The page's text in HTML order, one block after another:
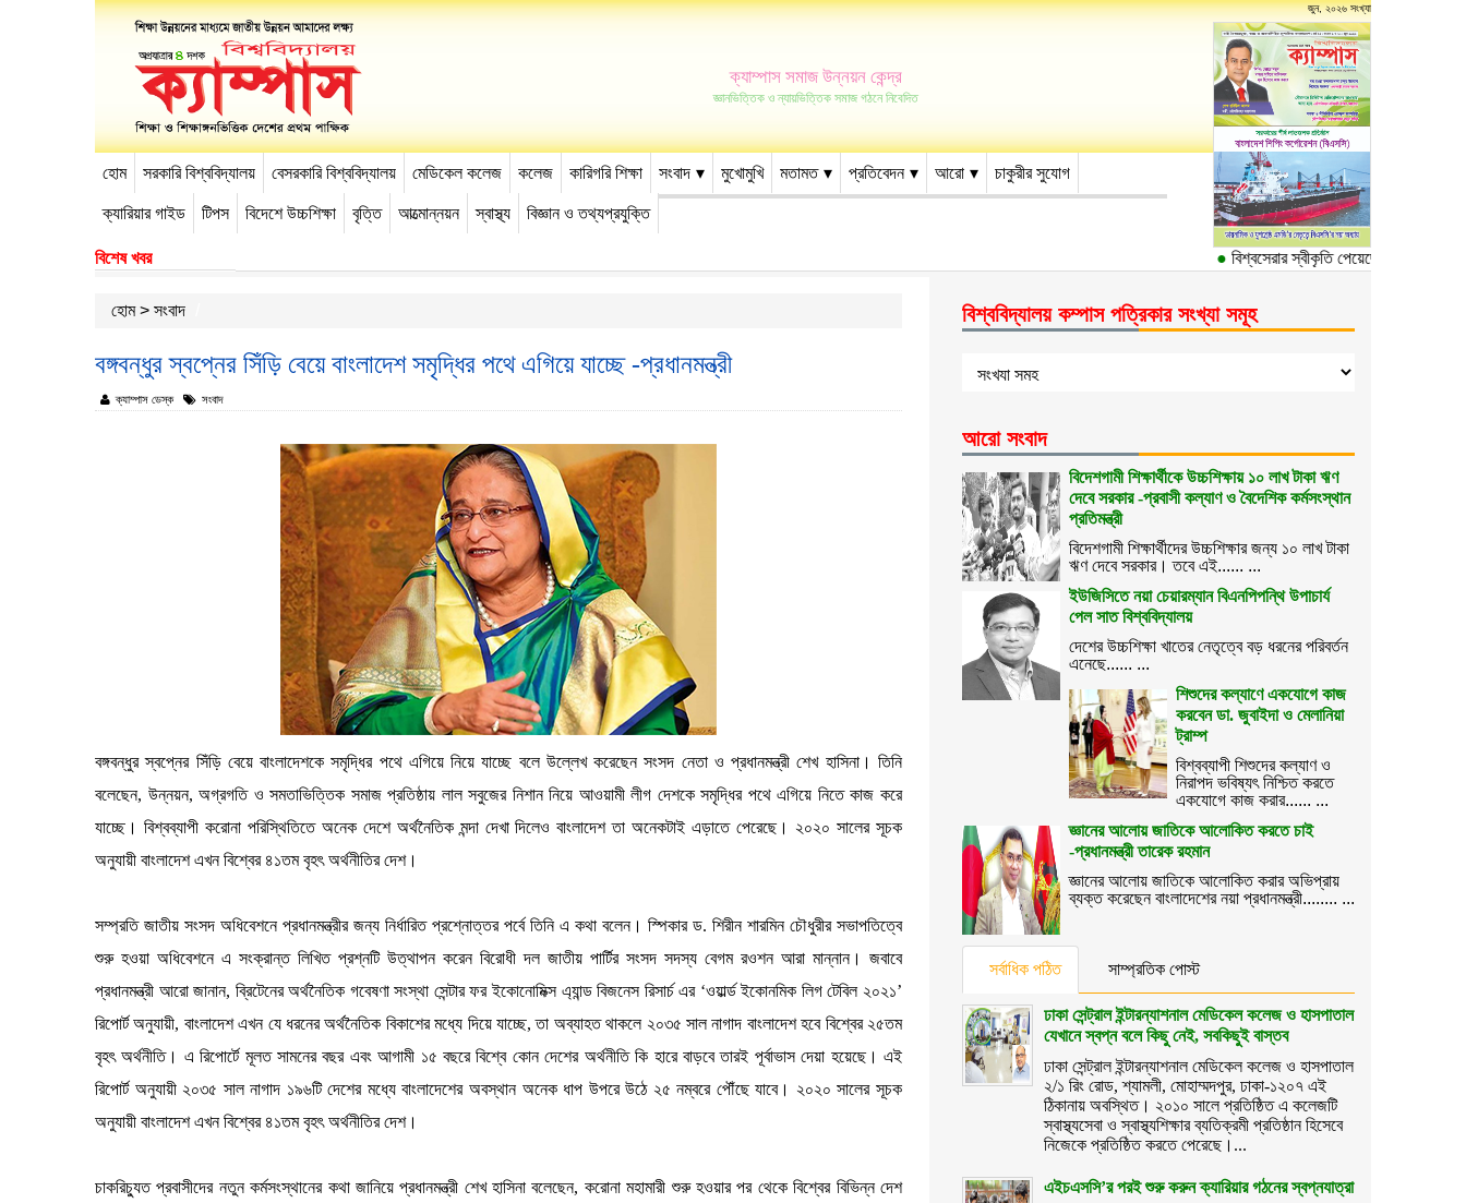
ক্যাম্পাস সমাজ উন্নয়ন কেন্দ্র
জ্ঞানভিত্তিক ও ন্যায়ভিত্তিক সমাজ গঠনে নিবেদিত
জুন, ২০২৬ সংখ্যা
হোম সরকারি বিশ্ববিদ্যালয় বেসরকারি বিশ্ববিদ্যালয় মেডিকেল কলেজ কলেজ কারিগরি শিক্ষা সংবাদ মুখোমুখি মতামত প্রতিবেদন আরো চাকুরীর সুযোগ
ক্যারিয়ার গাইড টিপস বিদেশে উচ্চশিক্ষা বৃত্তি আত্মোন্নয়ন স্বাস্থ্য বিজ্ঞান ও তথ্যপ্রযুক্তি
-->
বিশেষ খবর বিশ্বসেরার স্বীকৃতি পেয়েছে ঢাকা
হোম> সংবাদ
বঙ্গবন্ধুর স্বপ্নের সিঁড়ি বেয়ে বাংলাদেশ সমৃদ্ধির পথে এগিয়ে যাচ্ছে -প্রধানমন্ত্রী
ক্যাম্পাস ডেস্ক সংবাদ
বঙ্গবন্ধুর স্বপ্নের সিঁড়ি বেয়ে বাংলাদেশকে সমৃদ্ধির পথে এগিয়ে নিয়ে যাচ্ছে বলে উল্লে­খ করেছেন সংসদ নেতা ও প্রধানমন্ত্রী শেখ হাসিনা। তিনি
বলেছেন, উন্নয়ন, অগ্রগতি ও সমতাভিত্তিক সমাজ প্রতিষ্ঠায় লাল সবুজের নিশান নিয়ে আওয়ামী লীগ দেশকে সমৃদ্ধির পথে এগিয়ে নিতে কাজ করে
যাচ্ছে। বিশ্বব্যাপী করোনা পরিস্থিতিতে অনেক দেশে অর্থনৈতিক মন্দা দেখা দিলেও বাংলাদেশ তা অনেকটাই এড়াতে পেরেছে। ২০২০ সালের সূচক
অনুযায়ী বাংলাদেশ এখন বিশ্বের ৪১তম বৃহৎ অর্থনীতির দেশ।
সম্প্রতি জাতীয় সংসদ অধিবেশনে প্রধানমন্ত্রীর জন্য নির্ধারিত প্রশ্নোত্তর পর্বে তিনি এ কথা বলেন। স্পিকার ড. শিরীন শারমিন চৌধুরীর সভাপতিত্বে
শুরু হওয়া অধিবেশনে এ সংক্রান্ত লিখিত প্রশ্নটি উত্থাপন করেন বিরোধী দল জাতীয় পার্টির সংসদ সদস্য বেগম রওশন আরা মান্নান। জবাবে
প্রধানমন্ত্রী আরো জানান, ব্রিটেনের অর্থনৈতিক গবেষণা সংস্থা সেন্টার ফর ইকোনোমিক্স এ্যান্ড বিজনেস রিসার্চ এর ‘ওয়ার্ল্ড ইকোনমিক লিগ টেবিল ২০২১’
রিপোর্ট অনুযায়ী, বাংলাদেশ এখন যে ধরনের অর্থনৈতিক বিকাশের মধ্যে দিয়ে যাচ্ছে, তা অব্যাহত থাকলে ২০৩৫ সাল নাগাদ বাংলাদেশ হবে বিশ্বের ২৫তম
বৃহৎ অর্থনীতি। এ রিপোর্টে মূলত সামনের বছর এবং আগামী ১৫ বছরে বিশ্বে কোন দেশের অর্থনীতি কি হারে বাড়বে তারই পূর্বাভাস দেয়া হয়েছে। এই
রিপোর্ট অনুযায়ী ২০৩৫ সাল নাগাদ ১৯৬টি দেশের মধ্যে বাংলাদেশের অবস্থান অনেক ধাপ উপরে উঠে ২৫ নম্বরে পৌঁছে যাবে। ২০২০ সালের সূচক
অনুযায়ী বাংলাদেশ এখন বিশ্বের ৪১তম বৃহৎ অর্থনীতির দেশ।
চাকরিচ্যুত প্রবাসীদের নতুন কর্মসংস্থানের কথা জানিয়ে প্রধানমন্ত্রী শেখ হাসিনা বলেছেন, করোনা মহামারী শুরু হওয়ার পর থেকে বিশ্বের বিভিন্ন দেশ
বিশ্ববিদ্যালয় কম্পাস পত্রিকার সংখ্যা সমূহ
আরো সংবাদ
বিদেশগামী শিক্ষার্থীকে উচ্চশিক্ষায় ১০ লাখ টাকা ঋণ
দেবে সরকার -প্রবাসী কল্যাণ ও বৈদেশিক কর্মসংস্থান
প্রতিমন্ত্রী
বিদেশগামী শিক্ষার্থীদের উচ্চশিক্ষার জন্য ১০ লাখ টাকা
ঋণ দেবে সরকার। তবে এই...... ...
ইউজিসিতে নয়া চেয়ারম্যান বিএনপিপন্থি উপাচার্য
পেল সাত বিশ্ববিদ্যালয়
দেশের উচ্চশিক্ষা খাতের নেতৃত্বে বড় ধরনের পরিবর্তন
এনেছে...... ...
শিশুদের কল্যাণে একযোগে কাজ
করবেন ডা. জুবাইদা ও মেলানিয়া
ট্রাম্প
বিশ্বব্যাপী শিশুদের কল্যাণ ও
নিরাপদ ভবিষ্যৎ নিশ্চিত করতে
একযোগে কাজ করার...... ...
জ্ঞানের আলোয় জাতিকে আলোকিত করতে চাই
-প্রধানমন্ত্রী তারেক রহমান
জ্ঞানের আলোয় জাতিকে আলোকিত করার অভিপ্রায়
ব্যক্ত করেছেন বাংলাদেশের নয়া প্রধানমন্ত্রী........ ...
সর্বাধিক পঠিত সাম্প্রতিক পোস্ট
ঢাকা সেন্ট্রাল ইন্টারন্যাশনাল মেডিকেল কলেজ ও হাসপাতাল
যেখানে স্বপ্ন বলে কিছু নেই, সবকিছুই বাস্তব
ঢাকা সেন্ট্রাল ইন্টারন্যাশনাল মেডিকেল কলেজ ও হাসপাতাল
২/১ রিং রোড, শ্যামলী, মোহাম্মদপুর, ঢাকা-১২০৭ এই
ঠিকানায় অবস্থিত। ২০১০ সালে প্রতিষ্ঠিত এ কলেজটি
স্বাস্থ্যসেবা ও স্বাস্থ্যশিক্ষার ব্যতিক্রমী প্রতিষ্ঠান হিসেবে
নিজেকে প্রতিষ্ঠিত করতে পেরেছে।...
এইচএসসি’র পরই শুরু করুন ক্যারিয়ার গঠনের স্বপ্নযাত্রা